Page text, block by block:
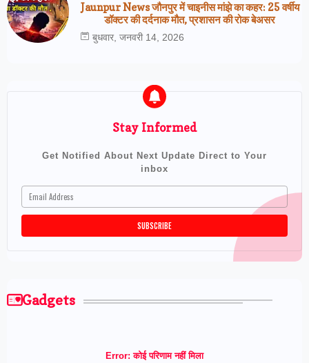
Jaunpur News जौनपुर में चाइनीस मांझे का कहर: 25 वर्षीय
डॉक्टर की दर्दनाक मौत, प्रशासन की रोक बेअसर
बुधवार, जनवरी 14, 2026
Stay Informed
Get Notified About Next Update Direct to Your
inbox
Gadgets
Error: कोई परिणाम नहीं मिला